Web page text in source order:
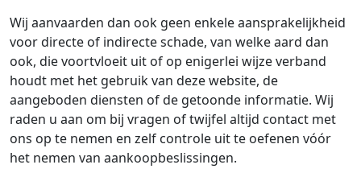
Wij aanvaarden dan ook geen enkele aansprakelijkheid
voor directe of indirecte schade, van welke aard dan
ook, die voortvloeit uit of op enigerlei wijze verband
houdt met het gebruik van deze website, de
aangeboden diensten of de getoonde informatie. Wij
raden u aan om bij vragen of twijfel altijd contact met
ons op te nemen en zelf controle uit te oefenen vóór
het nemen van aankoopbeslissingen.